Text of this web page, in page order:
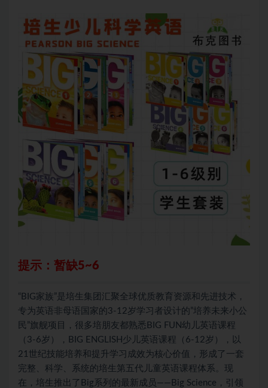
提示：暂缺5~6
“BIG家族”是培生集团汇聚全球优质教育资源和先进技术，
专为英语非母语国家的3-12岁学习者设计的”培养未来小公
民”旗舰项目，很多培朋友都熟悉BIG FUN幼儿英语课程
（3-6岁），BIG ENGLISH少儿英语课程（6-12岁），以
21世纪技能培养和提升学习成效为核心价值，形成了一套
完整、科学、系统的培生第五代儿童英语课程体系。现
在，培生推出了Big系列的最新成员——Big Science，引领